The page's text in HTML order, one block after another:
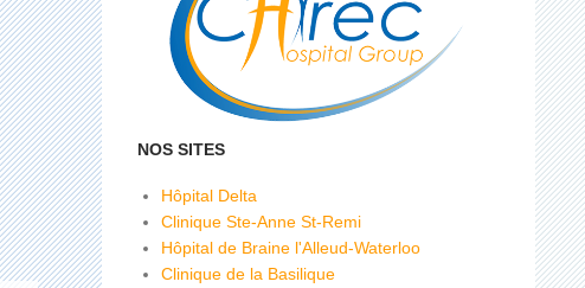
NOS SITES
Hôpital Delta
Clinique Ste-Anne St-Remi
Hôpital de Braine l'Alleud-Waterloo
Clinique de la Basilique